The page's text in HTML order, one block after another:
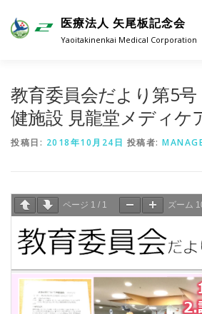
医療法人 矢尾板記念会
Yaoitakinenkai Medical Corporation
教育委員会だより第5号
健施設 見龍堂メディケ
投稿日: 2018年10月24日 投稿者:
ページ 1 / 1 ズーム